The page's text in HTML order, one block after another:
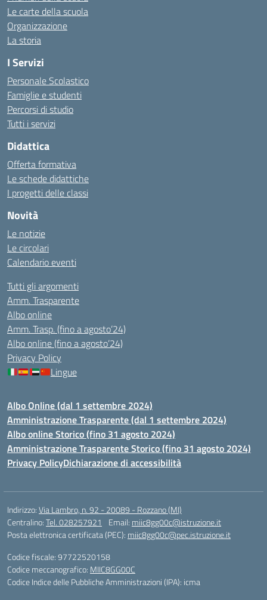
Le carte della scuola
Organizzazione
La storia
I Servizi
Personale Scolastico
Famiglie e studenti
Percorsi di studio
Tutti i servizi
Didattica
Offerta formativa
Le schede didattiche
I progetti delle classi
Novità
Le notizie
Le circolari
Calendario eventi
Tutti gli argomenti
Amm. Trasparente
Albo online
Amm. Trasp. (fino a agosto’24)
Albo online (fino a agosto’24)
Privacy Policy
Lingue
Albo Online (dal 1 settembre 2024)
Amministrazione Trasparente (dal 1 settembre 2024)
Albo online Storico (fino 31 agosto 2024)
Amministrazione Trasparente Storico (fino 31 agosto 2024)
Privacy PolicyDichiarazione di accessibilità
Indirizzo:Via Lambro, n. 92 - 20089 - Rozzano (MI)
Centralino:Tel. 028257921 Email: miic8gg00c@istruzione.it
Posta elettronica certificata (PEC): miic8gg00c@pec.istruzione.it
Codice fiscale: 97722520158
Codice meccanografico: MIIC8GG00C
Codice Indice delle Pubbliche Amministrazioni (IPA): icma